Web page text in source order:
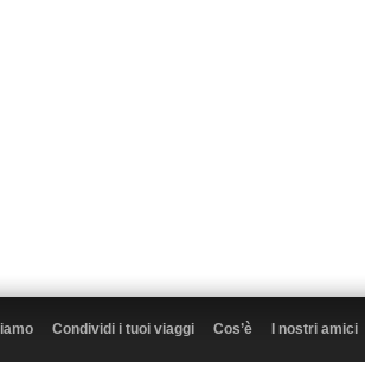
Condividi i tuoi viaggi Cos’è I nostri amici